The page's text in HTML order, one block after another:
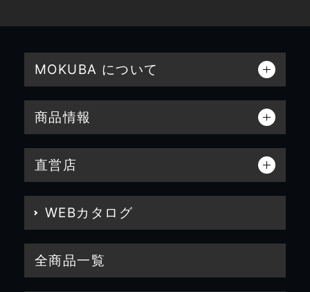
MOKUBA について
商品情報
直営店
WEBカタログ
全商品一覧